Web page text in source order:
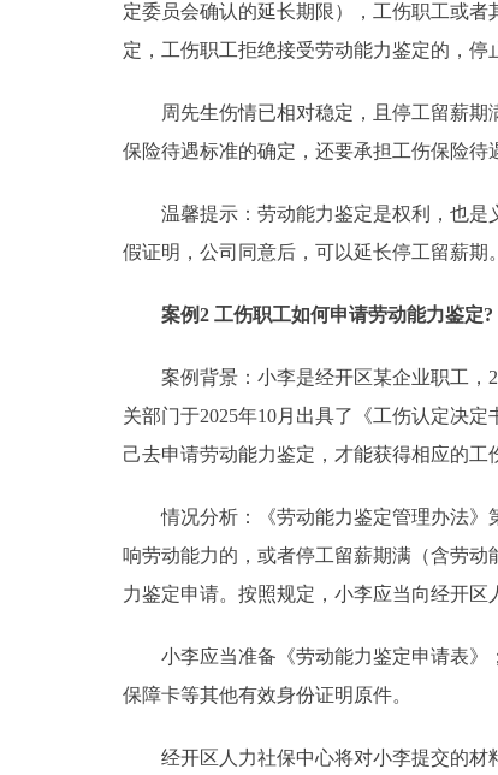
定委员会确认的延长期限），工伤职工或
定，工伤职工拒绝接受劳动能力鉴定的，停
周先生伤情已相对稳定，且停工留薪期
保险待遇标准的确定，还要承担工伤保险待
温馨提示：劳动能力鉴定是权利，也是
假证明，公司同意后，可以延长停工留薪期
案例2 工伤职工如何申请劳动能力鉴定?
案例背景：小李是经开区某企业职工，
关部门于2025年10月出具了《工伤认定决
己去申请劳动能力鉴定，才能获得相应的
情况分析：《劳动能力鉴定管理办法》
响劳动能力的，或者停工留薪期满（含劳
力鉴定申请。按照规定，小李应当向经开区
小李应当准备《劳动能力鉴定申请表》
保障卡等其他有效身份证明原件。
经开区人力社保中心将对小李提交的材料